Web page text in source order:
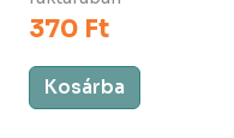
370 Ft
Kosárba